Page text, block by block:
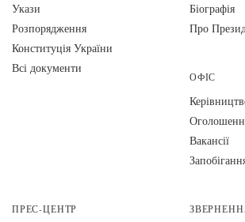
Укази
Розпорядження
Конституція України
Всі документи
Біографія
Про
ОФІС
Вакансії
ПРЕС-ЦЕНТР